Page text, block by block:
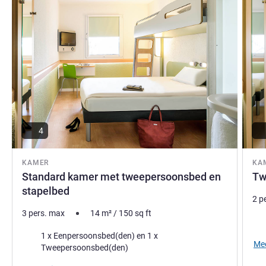
Helena / Harald Hofmann, Hotel Management
KAMER
Standard kamer met tweepersoonsbed en
stapelbed
4
3 pers. max 14 m²/ 150 sq ft
Beddengoed
1 x Eenpersoonsbed(den) en 1 x
Tweepersoonsbed(den)
2